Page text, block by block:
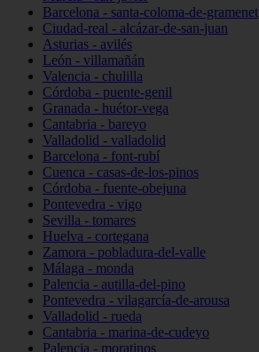
Barcelona - santa-coloma-de-gramenet
Ciudad-real - alcázar-de-san-juan
Asturias - avilés
León - villamañán
Valencia - chulilla
Córdoba - puente-genil
Granada - huétor-vega
Cantabria - bareyo
Valladolid - valladolid
Barcelona - font-rubí
Cuenca - casas-de-los-pinos
Córdoba - fuente-obejuna
Pontevedra - vigo
Sevilla - tomares
Huelva - cortegana
Zamora - pobladura-del-valle
Málaga - monda
Palencia - autilla-del-pino
Pontevedra - vilagarcía-de-arousa
Valladolid - rueda
Cantabria - marina-de-cudeyo
Palencia - moratinos